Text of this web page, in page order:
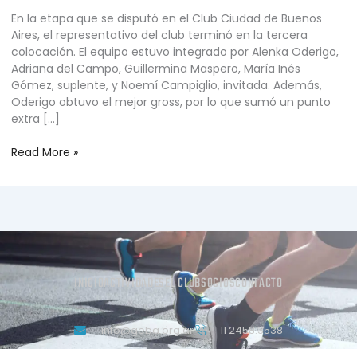
En la etapa que se disputó en el Club Ciudad de Buenos
Aires, el representativo del club terminó en la tercera
colocación. El equipo estuvo integrado por Alenka Oderigo,
Adriana del Campo, Guillermina Maspero, María Inés
Gómez, suplente, y Noemí Campiglio, invitada. Además,
Oderigo obtuvo el mejor gross, por lo que sumó un punto
extra […]
Read More »
INICIOACTIVIDADES EL CLUBSOCIOSCONTACTO
info@geba.org.ar 11 2458.3538